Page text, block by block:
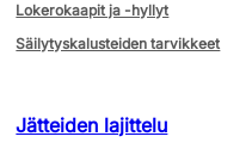
Lokerokaapit ja -hyllyt
Säilytyskalusteiden tarvikkeet
Jätteiden lajittelu